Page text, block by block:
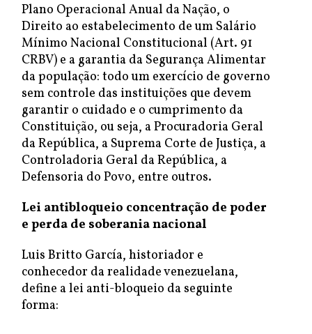
Plano Operacional Anual da Nação, o
Direito ao estabelecimento de um Salário
Mínimo Nacional Constitucional (Art. 91
CRBV) e a garantia da Segurança Alimentar
da população: todo um exercício de governo
sem controle das instituições que devem
garantir o cuidado e o cumprimento da
Constituição, ou seja, a Procuradoria Geral
da República, a Suprema Corte de Justiça, a
Controladoria Geral da República, a
Defensoria do Povo, entre outros.
Lei antibloqueio concentração de poder
e perda de soberania nacional
Luis Britto García, historiador e
conhecedor da realidade venezuelana,
define a lei anti-bloqueio da seguinte
forma: